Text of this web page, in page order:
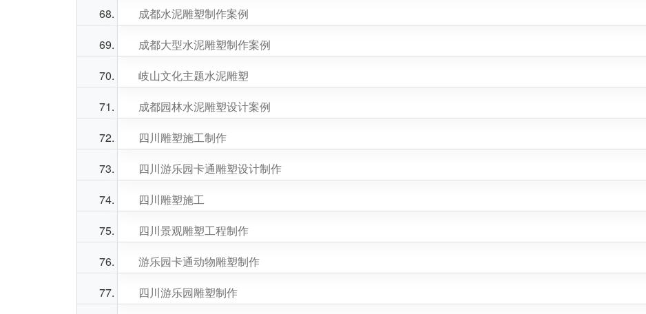
成都水泥雕塑制作案例
成都大型水泥雕塑制作案例
岐山文化主题水泥雕塑
成都园林水泥雕塑设计案例
四川雕塑施工制作
四川游乐园卡通雕塑设计制作
四川雕塑施工
四川景观雕塑工程制作
游乐园卡通动物雕塑制作
四川游乐园雕塑制作